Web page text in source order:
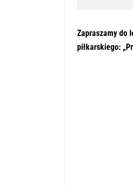
Zapraszamy do
piłkarskiego: